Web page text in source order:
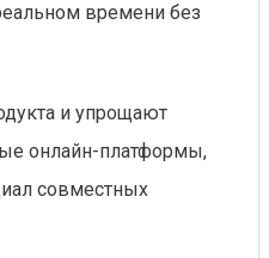
времени без
и упрощают
онлайн-платформы,
совместных